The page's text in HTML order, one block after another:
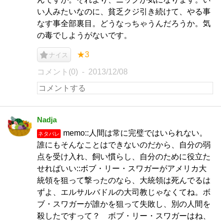
い人みたいなのに、貧乏クジ引き続けて、やる事
なす事全部裏目。どうなっちゃうんだろうか。気
の毒でしようがないです。
ナイス ★3
コメント(0) 2013/12/08
Nadja
ネタバレ
memo::人間は常に完璧ではいられない。
誰にもそんなことはできないのだから、自分の弱
点を受け入れ、飼い慣らし、自分のために役立た
せればいい::ボブ・リー・スワガーがアメリカ大
統領を狙って撃ったのなら、大統領は死んでるは
ずよ、エルサルバドルの大司教じゃなくてね。ボ
ブ・スワガーが誰かを狙って失敗し、別の人間を
殺したですって？ ボブ・リー・スワガーはね、